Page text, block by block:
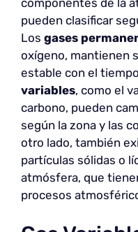
pueden clasificar
Los gases
oxígeno, mantienen
estable con el
variables, como el
carbono, pueden
según la zona y las
otro lado, también
partículas sólidas o
atmósfera, que
procesos